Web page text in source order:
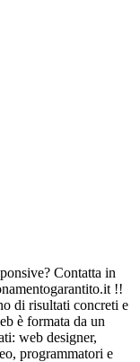
Contatta in
!!
di risultati concreti e
è formata da un
web designer,
programmatori e